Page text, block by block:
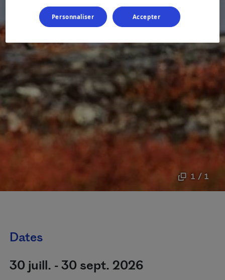
1 / 1
Dates
30 juill. - 30 sept. 2026
Personnaliser Accepter